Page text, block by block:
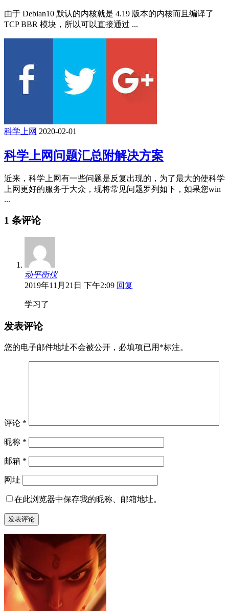
由于 Debian10 默认的内核就是 4.19 版本的内核而且编译了
TCP BBR 模块，所以可以直接通过 ...
科学上网 2020-02-01
科学上网问题汇总附解决方案
近来，科学上网有一些问题是反复出现的，为了最大的使科学
上网更好的服务于大众，现将常见问题罗列如下，如果您win
...
1 条评论
动平衡仪
2019年11月21日 下午2:09 回复
学习了
发表评论
您的电子邮件地址不会被公开， 必填项已用 *标注。
评论 *
昵称 *
邮箱 *
网址
在此浏览器中保存我的昵称、邮箱地址。